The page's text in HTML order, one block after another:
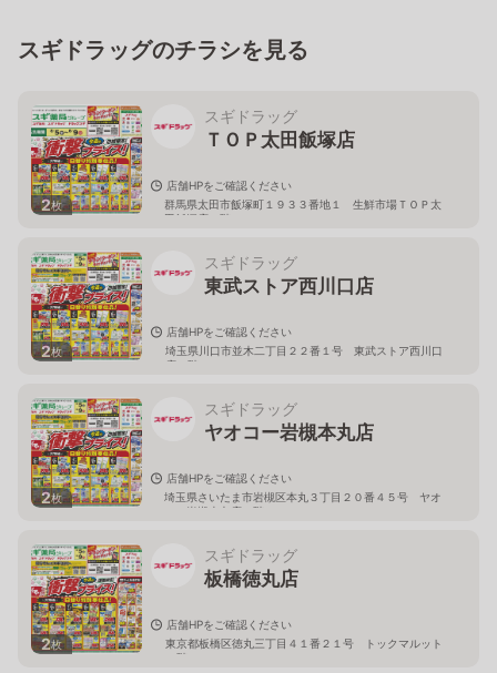
スギドラッグのチラシを見る
2枚
スギドラッグ
ＴＯＰ太田飯塚店
店舗HPをご確認ください
群馬県太田市飯塚町１９３３番地１ 生鮮市場ＴＯＰ太
田飯塚店１階
2枚
スギドラッグ
東武ストア西川口店
店舗HPをご確認ください
埼玉県川口市並木二丁目２２番１号 東武ストア西川口
店２階
2枚
スギドラッグ
ヤオコー岩槻本丸店
店舗HPをご確認ください
埼玉県さいたま市岩槻区本丸３丁目２０番４５号 ヤオ
コー岩槻本丸店２階
2枚
スギドラッグ
板橋徳丸店
店舗HPをご確認ください
東京都板橋区徳丸三丁目４１番２１号 トックマルット
１階